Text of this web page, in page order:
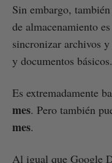
Sin embargo, también
de almacenamiento
sincronizar archivos
y documentos básicos.
Es extremadamente
mes. Pero también
mes.
Al igual que Google